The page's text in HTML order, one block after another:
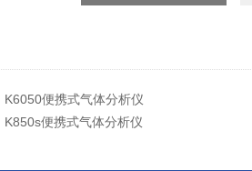
K6050便携式气体分析仪
K850s便携式气体分析仪